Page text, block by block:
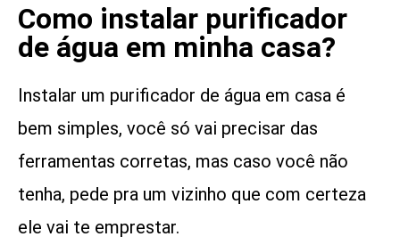
Como instalar purificador
de água em minha casa?
Instalar um purificador de água em casa é
bem simples, você só vai precisar das
ferramentas corretas, mas caso você não
tenha, pede pra um vizinho que com certeza
ele vai te emprestar.